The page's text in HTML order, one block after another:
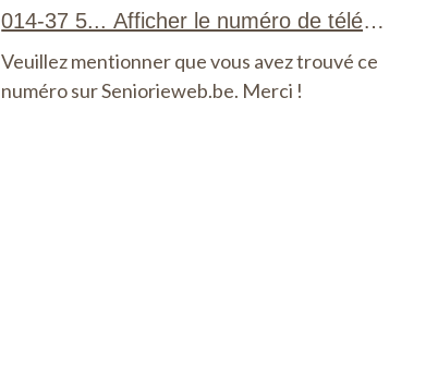
Veuillez mentionner que vous avez trouvé ce
numéro sur Seniorieweb.be. Merci !